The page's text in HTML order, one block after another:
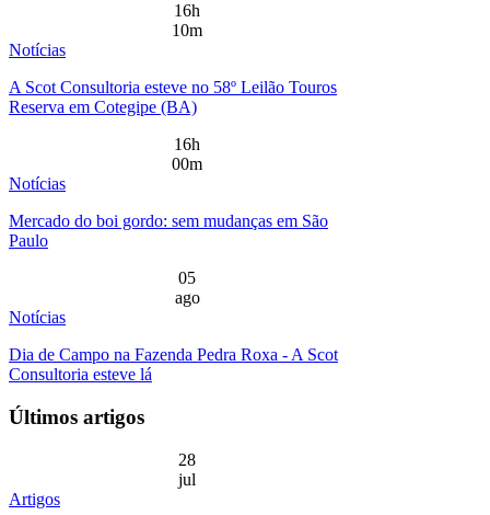
16h
10m
Notícias
A Scot Consultoria esteve no 58º Leilão Touros
Reserva em Cotegipe (BA)
16h
00m
Notícias
Mercado do boi gordo: sem mudanças em São
Paulo
05
ago
Notícias
Dia de Campo na Fazenda Pedra Roxa - A Scot
Consultoria esteve lá
Últimos artigos
28
jul
Artigos